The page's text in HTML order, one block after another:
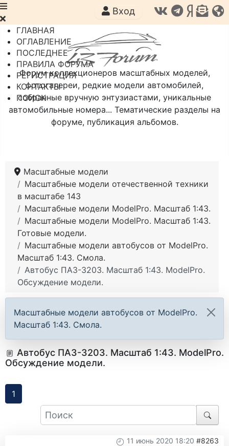
Форум коллекционеров масштабных моделей,
фотогалереи, редкие модели автомобилей,
собранные вручную энтузиастами, уникальные
автомобильные номера... Тематические разделы на
форуме, публикация альбомов.
Вход
ГЛАВНАЯ
ОГЛАВЛЕНИЕ
ПОСЛЕДНЕЕ
ПРАВИЛА ФОРУМА
РЕГИСТРАЦИЯ
КОНТАКТЫ
ПОИСК
Масштабные модели
Масштабные модели отечественной техники
в масштабе 143
Масштабные модели ModelPro. Масштаб 1:43.
Масштабные модели ModelPro. Масштаб 1:43.
Готовые модели.
Масштабные модели автобусов от ModelPro.
Масштаб 1:43. Смола.
Автобус ПАЗ-3203. Масштаб 1:43. ModelPro.
Обсуждение модели.
Масштабные модели автобусов от ModelPro.
Масштаб 1:43. Смола.
Автобус ПАЗ-3203. Масштаб 1:43. ModelPro.
Обсуждение модели.
1
11 июнь 2020 18:20 #8263